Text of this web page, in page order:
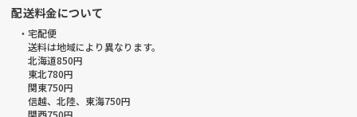
配送料金について
・宅配便
送料は地域により異なります。
北海道850円
東北780円
関東750円
信越、北陸、東海750円